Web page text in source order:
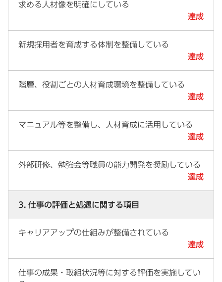
求める人材像を明確にしている
達成
新規採用者を育成する体制を整備している
達成
階層、役割ごとの人材育成環境を整備している
達成
マニュアル等を整備し、人材育成に活用している
達成
外部研修、勉強会等職員の能力開発を奨励している
達成
3. 仕事の評価と処遇に関する項目
キャリアアップの仕組みが整備されている
達成
仕事の成果・取組状況等に対する評価を実施してい